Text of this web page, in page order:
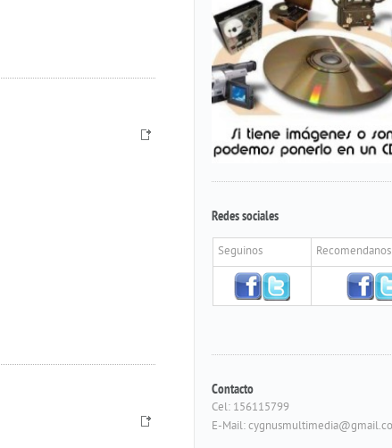
Redes sociales
Seguinos Recomendanos
Contacto